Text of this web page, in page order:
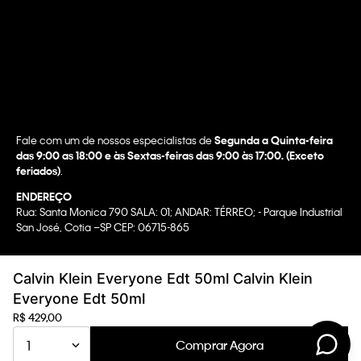
Calvin Klein Everyone Edt 50ml Calvin Klein
Everyone Edt 50ml
R$429,00
1 Comprar Agora
Fale com um de nossos especialistas deSegunda a Quinta-feira
das 9:00 as 18:00 e às Sextas-feiras das 9:00 às 17:00. (Exceto
feriados)
ENDEREÇO
Rua: Santa Monica 790 SALA: 01; ANDAR: TÉRREO; - Parque Industrial
San José, Cotia –SP CEP: 06715-865
WBR INDUSTRIA E COMERCIO DE VESTUARIO LTDA.
CNPJ 07.296.319/0058-90
CA Transparency In Supply Chain & UK Modern Slavery Statement |
Privacy Policy | Terms & Conditions